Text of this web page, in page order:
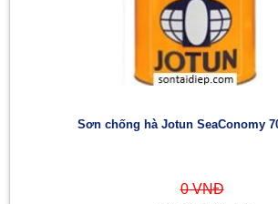
Sơn chống hà Jotun SeaConomy
0 VNĐ